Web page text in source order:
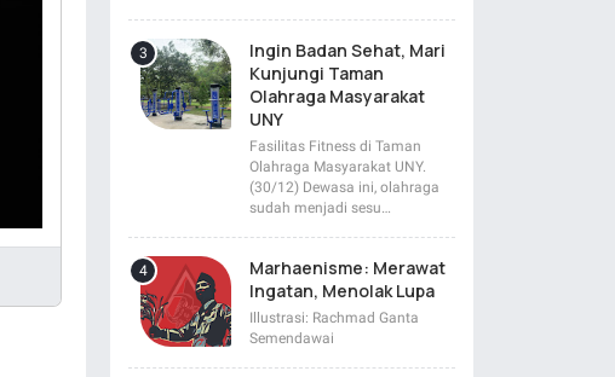
Ingin Badan Sehat, Mari
Kunjungi Taman
Olahraga Masyarakat
UNY
Fasilitas Fitness di Taman
Olahraga Masyarakat UNY.
(30/12) Dewasa ini, olahraga
sudah menjadi sesu…
Marhaenisme: Merawat
Ingatan, Menolak Lupa
Illustrasi: Rachmad Ganta
Semendawai